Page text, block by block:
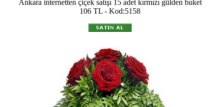
Ankara internetten çiçek satışı 15 adet kırmızı gülden buket
106 TL - Kod:5158